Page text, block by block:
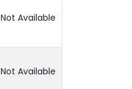
Not Available
Not Available